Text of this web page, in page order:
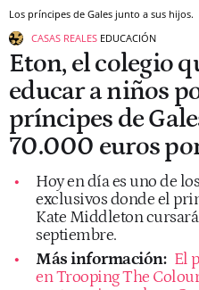
Los príncipes de Gales junto a sus hijos.
CASAS REALES EDUCACIÓN
Eton, el colegio
educar a niños
príncipes de
70.000 euros
Hoy en día es uno de
exclusivos donde el
Kate Middleton
septiembre.
Más información: El
en Trooping The